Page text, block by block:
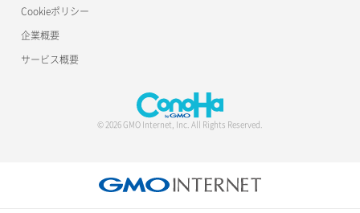
Cookieポリシー
企業概要
サービス概要
© 2026 GMO Internet, Inc. All Rights Reserved.